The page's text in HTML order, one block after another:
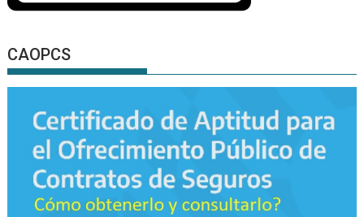
CAOPCS